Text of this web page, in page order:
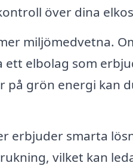
över dina
miljömedvetna.
elbolag som
på grön energi kan
erbjuder smarta
vilket kan